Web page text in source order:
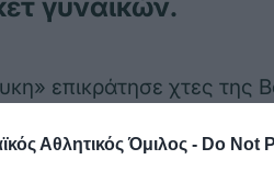
Αθλητικός Όμιλος - Do Not
γυναικών.
επικράτησε χτες της